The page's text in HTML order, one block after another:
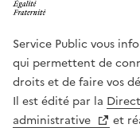
Service Public vous
qui permettent de
droits et de faire vos
Il est édité par la
administrative
et